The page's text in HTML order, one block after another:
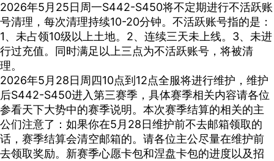
2026年5月25日周一S442-S450将不定期进行不活跃账
号清理，每次清理持续10-20分钟。不活跃账号指的是：
1、未占领10级以上土地。2、连续三天未上线。3、未进
行过充值。同时满足以上三点为不活跃账号，将被清
理。
2026年5月28日周四10点到12点全服将进行维护，维护
后S442-S450进入第三赛季，具体赛季相关内容请各位
参看天下大势中的赛季说明。本次赛季结算的相关的主
公们注意了：如果你在5月28日维护前不去邮箱领取的
话，赛季结算会清空邮箱的。请各位主公尽量在维护前
去领取奖励。新赛季心愿卡包和涅盘卡包的进度以及招